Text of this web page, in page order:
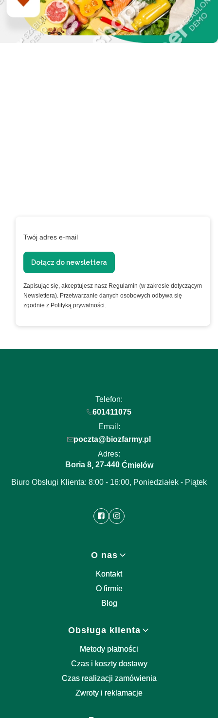
Twój adres e-mail
Dołącz do newslettera
Zapisując się, akceptujesz nasz Regulamin (w zakresie dotyczącym
Newslettera). Przetwarzanie danych osobowych odbywa się
zgodnie z Polityką prywatności.
Telefon:
601411075
Email:
poczta@biozfarmy.pl
Adres:
Boria 8, 27-440Ćmielów
Biuro Obsługi Klienta: 8:00 - 16:00, Poniedziałek - Piątek
O nas
Kontakt
O firmie
Blog
Obsługa klienta
Metody płatności
Czas i koszty dostawy
Czas realizacji zamówienia
Zwroty i reklamacje